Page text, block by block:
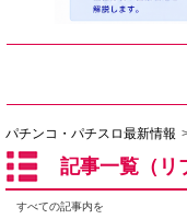
パチンコ・パチスロ最新情報
記事一覧（リ
すべての記事内を